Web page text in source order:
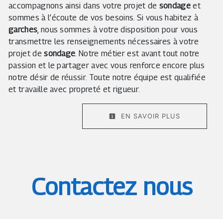
accompagnons ainsi dans votre projet de sondage et
sommes à l’écoute de vos besoins. Si vous habitez à
garches, nous sommes à votre disposition pour vous
transmettre les renseignements nécessaires à votre
projet desondage. Notre métier est avant tout notre
passion et le partager avec vous renforce encore plus
notre désir de réussir. Toute notre équipe est qualifiée
et travaille avec propreté et rigueur.
EN SAVOIR PLUS
Contactez nous